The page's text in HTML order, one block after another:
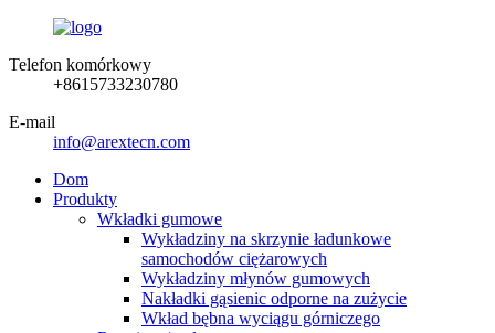
Telefon komórkowy
+8615733230780
E-mail
info@arextecn.com
Dom
Produkty
Wkładki gumowe
Wykładziny na skrzynie ładunkowe
samochodów ciężarowych
Wykładziny młynów gumowych
Nakładki gąsienic odporne na zużycie
Wkład bębna wyciągu górniczego